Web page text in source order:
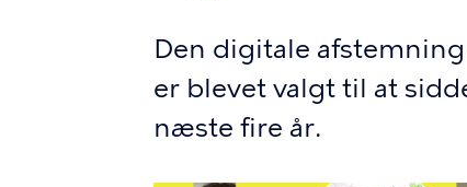
Den digitale
er blevet valgt til at
næste fire år.